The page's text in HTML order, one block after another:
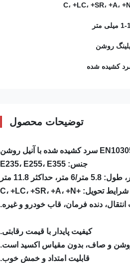
متر
روشن
کشیده شده
توضیحات محصول
جنس: E235، E255، E355
شرایط تحویل: +C، +LC، +SR، +A، +N
دنده فرمان، قاب خودرو و غیره.
کیفیت پایدار با قیمت رقابتی.
قابلیت امتداد و خمش خوب.